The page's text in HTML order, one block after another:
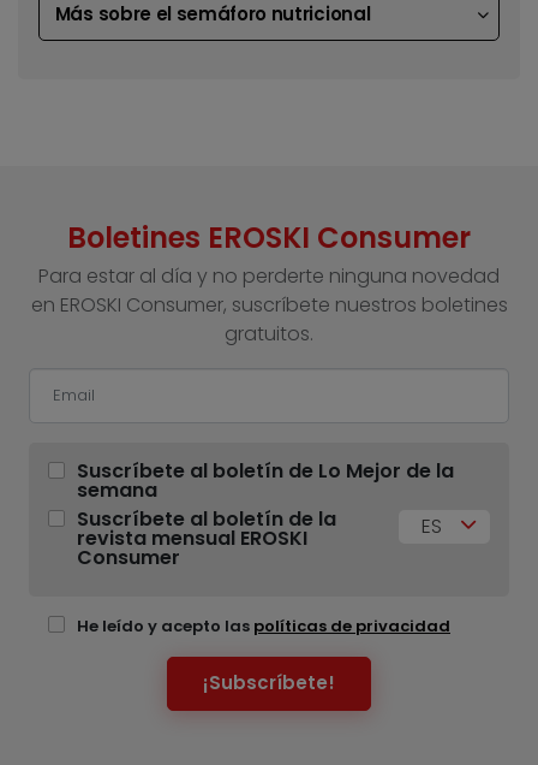
Más sobre el semáforo nutricional
Boletines EROSKI Consumer
Para estar al día y no perderte ninguna novedad
en EROSKI Consumer, suscríbete nuestros boletines
gratuitos.
Suscríbete al boletín de Lo Mejor de la
semana
Suscríbete al boletín de la
revista mensual EROSKI
Consumer
ES
He leído y acepto las políticas de privacidad
¡Subscríbete!